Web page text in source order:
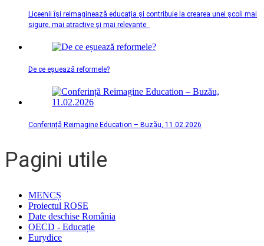
Liceenii își reimaginează educația și contribuie la crearea unei școli mai
sigure, mai atractive și mai relevante
De ce eșuează reformele?
Conferință Reimagine Education – Buzău, 11.02.2026
Pagini utile
MENCȘ
Proiectul ROSE
Date deschise România
OECD - Educație
Eurydice